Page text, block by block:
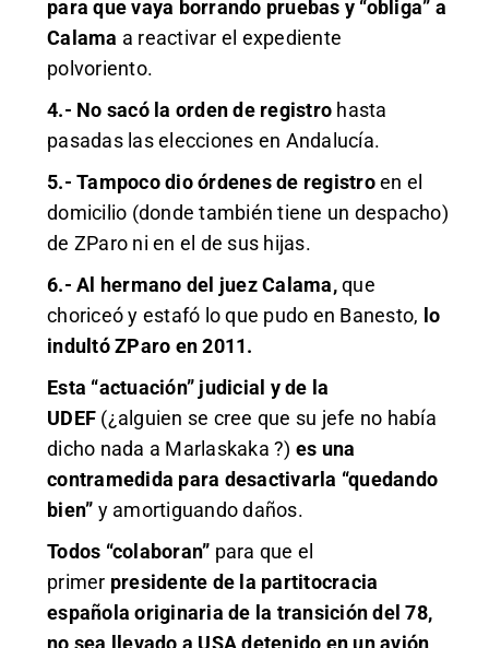
para que vaya borrando pruebas y “obliga” a
Calama a reactivar el expediente
polvoriento.
4.- No sacó la orden de registro hasta
pasadas las elecciones en Andalucía.
5.- Tampoco dio órdenes de registroen el
domicilio (donde también tiene un despacho)
de ZParo ni en el de sus hijas.
6.- Al hermano del juez Calama,que
choriceó y estafó lo que pudo en Banesto, lo
indultó ZParo en 2011.
Esta “actuación” judicial y de la
UDEF (¿alguien se cree que su jefe no había
dicho nada a Marlaskaka ?) es una
contramedida para desactivarla “quedando
bien” y amortiguando daños.
Todos “colaboran” para que el
primer presidente de la partitocracia
española originaria de la transición del 78,
no sea llevado a USA detenido en un avión